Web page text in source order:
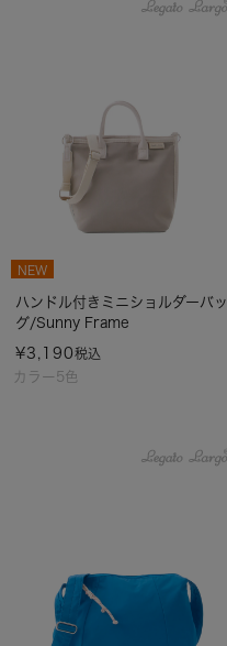
カラー5色
NEW
ハンドル付きミニショルダーバッ
グ/Sunny Frame
¥3,190税込